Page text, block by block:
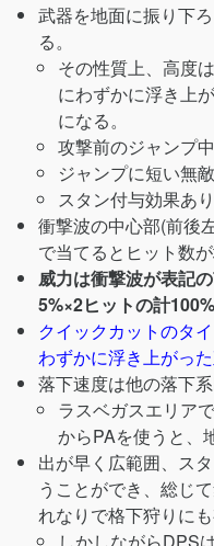
武器を地面に振り下
る。
その性質上、高度
にわずかに浮き上
になる。
攻撃前のジャンプ
ジャンプに短い無
スタン付与効果あり
衝撃波の中心部(前後
で当てるとヒット数が
威力は衝撃波が表記
5%×2ヒットの計100%
クイックカットのタ
わずかに浮き上がった
落下速度は他の落下系
ラスベガスエリア
からPAを使うと、
出が早く広範囲、ス
うことができ、総じ
れなりで格下狩りにも
しかしながらDPS